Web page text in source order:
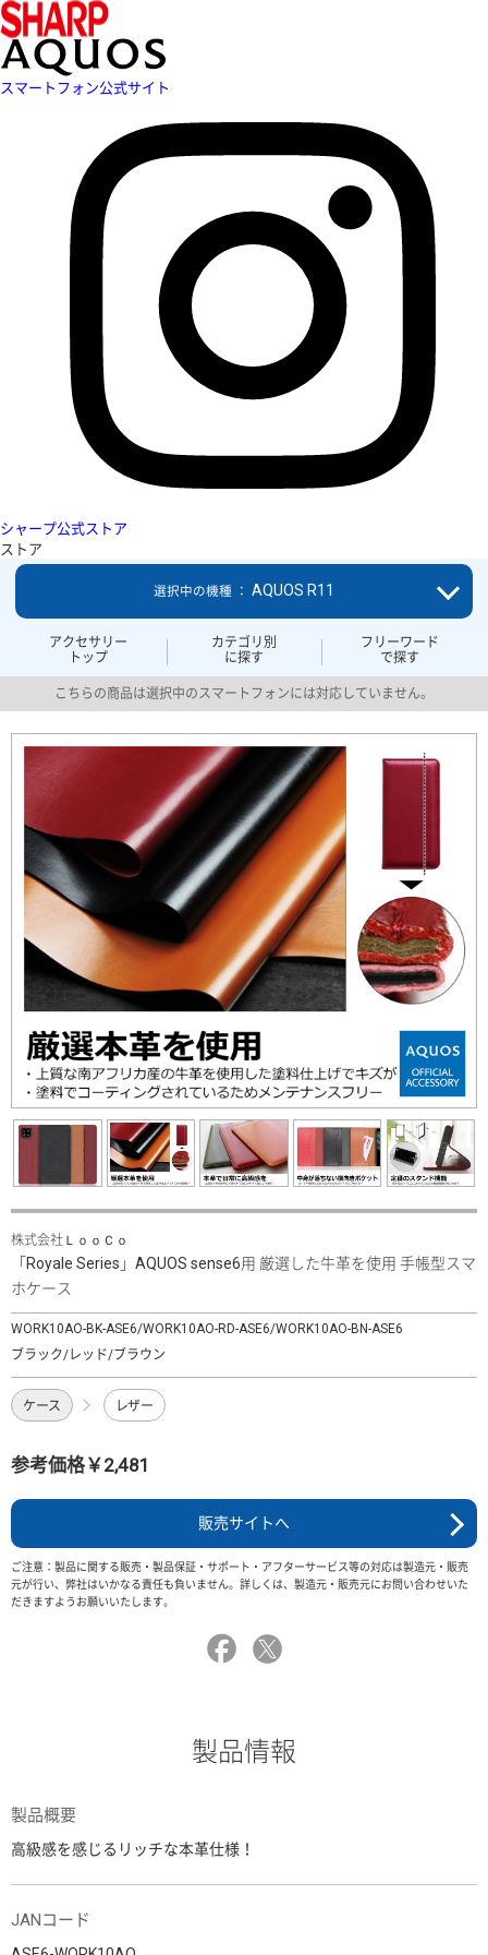
スマートフォン公式サイト
シャープ公式ストア
ストア
アクセサリー
トップ
カテゴリ別
に探す
フリーワード
で探す
選択中の機種 ： AQUOS R11
こちらの商品は選択中のスマートフォンには対応していません。
株式会社ＬｏｏＣｏ
「Royale Series」AQUOS sense6用 厳選した牛革を使用 手帳型スマ
ホケース
WORK10AO-BK-ASE6/WORK10AO-RD-ASE6/WORK10AO-BN-ASE6
ブラック/レッド/ブラウン
ケース レザー
参考価格￥2,481
販売サイトへ
ご注意：製品に関する販売・製品保証・サポート・アフターサービス等の対応は製造元・販売
元が行い、弊社はいかなる責任も負いません。詳しくは、製造元・販売元にお問い合わせいた
だきますようお願いいたします。
製品情報
製品概要
高級感を感じるリッチな本革仕様！
JANコード